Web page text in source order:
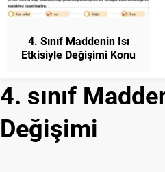
4. Sınıf Maddenin Isı
Etkisiyle Değişimi Konu
4. sınıf
Değişimi